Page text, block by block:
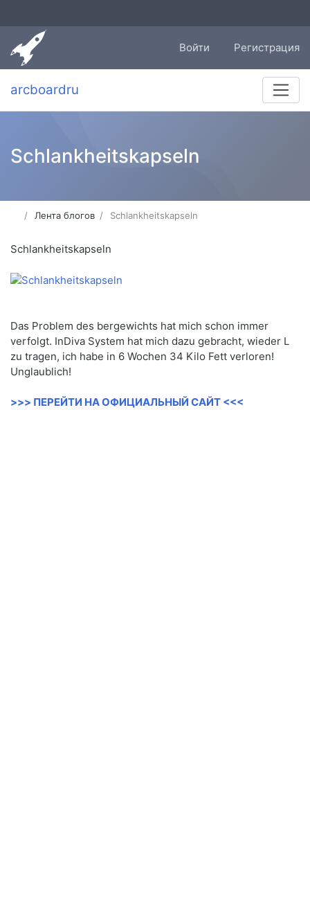
Войти Регистрация
arcboardru
Schlankheitskapseln
Лента блогов Schlankheitskapseln
Schlankheitskapseln
Das Problem des bergewichts hat mich schon immer
verfolgt. InDiva System hat mich dazu gebracht, wieder L
zu tragen, ich habe in 6 Wochen 34 Kilo Fett verloren!
Unglaublich!
>>> ПЕРЕЙТИ НА ОФИЦИАЛЬНЫЙ САЙТ <<<